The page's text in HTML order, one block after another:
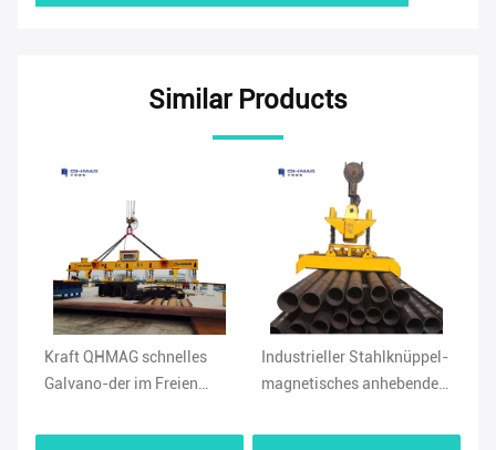
Similar Products
Industrieller Stahlknüppel-
magnetisches anhebendes
Clamp Holder
Industrielle 10 Ton
Magnetic Lifting Clamp 90